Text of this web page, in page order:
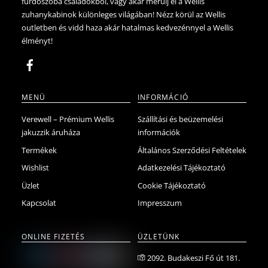
zuhanykabinok különleges világában! Nézz körül az Wellis
outletben és vidd haza akár hatalmas kedvezénnyel a Wellis
élményt!
MENÜ
Verewell – Prémium Wellis
jakuzzik áruháza
Termékek
Wishlist
Üzlet
Kapcsolat
INFORMÁCIÓ
Szállítási és beüzemelési
információk
Általános Szerződési Feltételek
Adatkezelési Tájékoztató
Cookie Tájékoztató
Impresszum
ONLINE FIZETÉS ÜZLETÜNK
2092. Budakeszi Fő út 181.